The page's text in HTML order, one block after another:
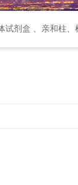
试剂盒 、亲和柱